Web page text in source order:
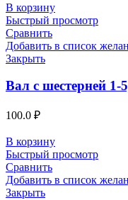
В корзину
Быстрый просмотр
Сравнить
Добавить в список
Закрыть
Вал с шестерней 1-
100.0 ₽
В корзину
Быстрый просмотр
Сравнить
Добавить в список
Закрыть